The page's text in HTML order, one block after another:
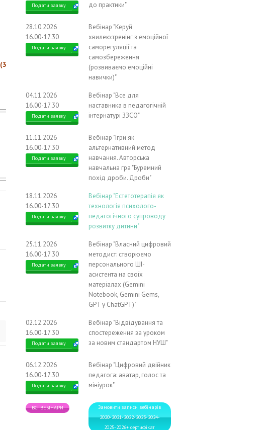
(3
Подати заявку
до практики"
28.10.2026
16.00-17.30
Подати заявку
Вебінар "Керуй
хвилею:тренінг з емоційної
саморегуляції та
самозбереження
(розвиваємо емоційні
навички)"
04.11.2026
16.00-17.30
Подати заявку
Вебінар "Все для
наставника в педагогічній
інтернатурі ЗЗСО"
11.11.2026
16.00-17.30
Подати заявку
Вебінар "Ігри як
альтернативний метод
навчання. Авторська
навчальна гра "Буремний
похід дроби. Дроби"
18.11.2026
16.00-17.30
Подати заявку
Вебінар "Естетотерапія як
технологія психолого-
педагогічного супроводу
розвитку дитини"
25.11.2026
16.00-17.30
Подати заявку
Вебінар "Власний цифровий
методист: створюємо
персонального ШІ-
асистента на своїх
матеріалах (Gemini
Notebook, Gemini Gems,
GPT у ChatGPT)"
02.12.2026
16.00-17.30
Подати заявку
Вебінар "Відвідування та
спостереження за уроком
за новим стандартом НУШ"
06.12.2026
16.00-17.30
Подати заявку
Вебінар "Цифровий двійник
педагога: аватар, голос та
мініурок"
ВСІ ВЕБІНАРИ
Замовити записи вебінарів
2020-2021-2022-2023-2024-
2025-2026+ сертифікат